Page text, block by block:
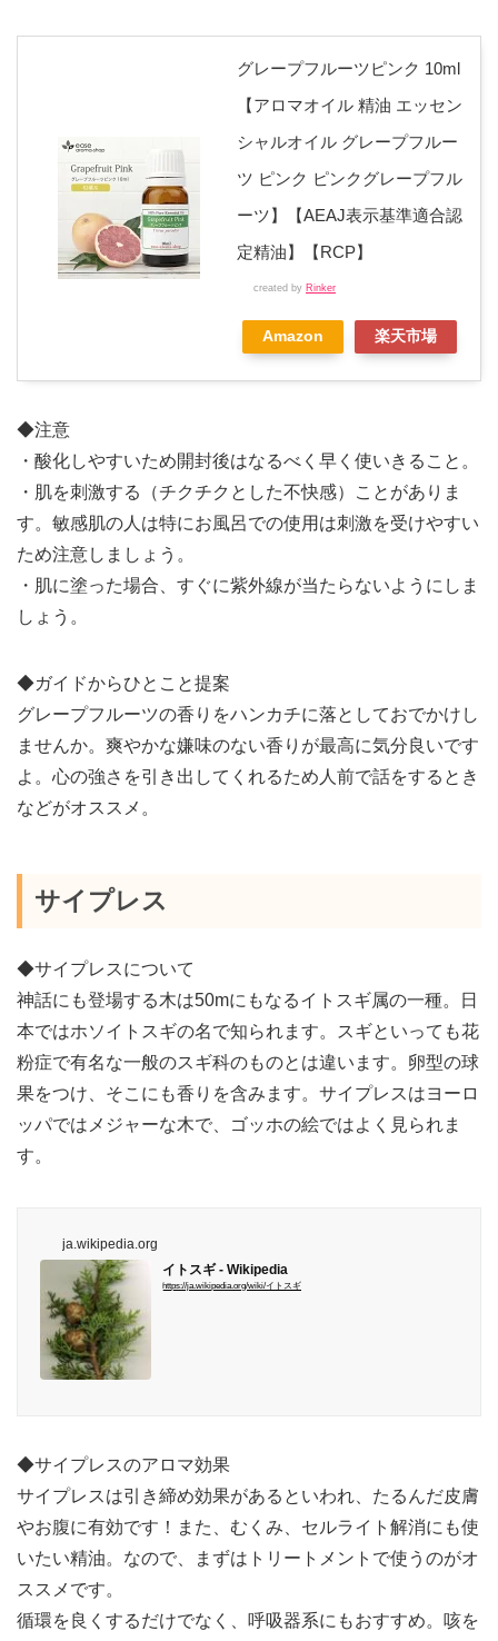
グレープフルーツピンク 10ml
【アロマオイル 精油 エッセン
シャルオイル グレープフルー
ツ ピンク ピンクグレープフル
ーツ】【AEAJ表示基準適合認
定精油】【RCP】
created by Rinker
Amazon 楽天市場
◆注意
・酸化しやすいため開封後はなるべく早く使いきること。
・肌を刺激する（チクチクとした不快感）ことがありま
す。敏感肌の人は特にお風呂での使用は刺激を受けやすい
ため注意しましょう。
・肌に塗った場合、すぐに紫外線が当たらないようにしま
しょう。
◆ガイドからひとこと提案
グレープフルーツの香りをハンカチに落としておでかけし
ませんか。爽やかな嫌味のない香りが最高に気分良いです
よ。心の強さを引き出してくれるため人前で話をするとき
などがオススメ。
サイプレス
◆サイプレスについて
神話にも登場する木は50mにもなるイトスギ属の一種。日
本ではホソイトスギの名で知られます。スギといっても花
粉症で有名な一般のスギ科のものとは違います。卵型の球
果をつけ、そこにも香りを含みます。サイプレスはヨーロ
ッパではメジャーな木で、ゴッホの絵ではよく見られま
す。
ja.wikipedia.org
イトスギ - Wikipedia
https://ja.wikipedia.org/wiki/イトスギ
◆サイプレスのアロマ効果
サイプレスは引き締め効果があるといわれ、たるんだ皮膚
やお腹に有効です！また、むくみ、セルライト解消にも使
いたい精油。なので、まずはトリートメントで使うのがオ
ススメです。
循環を良くするだけでなく、呼吸器系にもおすすめ。咳を